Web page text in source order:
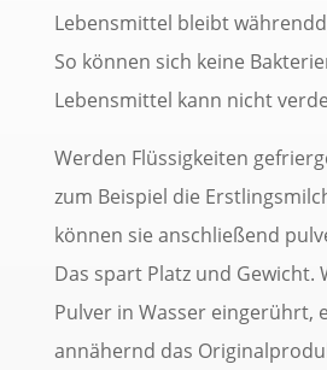
Lebensmittel bleibt
So können sich keine
Lebensmittel kann nicht
Werden Flüssigkeiten
zum Beispiel die
können sie anschließend
Das spart Platz und Gewicht.
Pulver in Wasser eingerührt,
annähernd das